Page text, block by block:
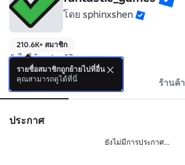
โดย sphinxshen
210.6K+ สมาชิก
ยังไม่ได้ลงประวัติ
รายละเอียด ร้านค้า
ประกาศ
ยังไม่มีการประกาศ...
รายชื่อสมาชิกถูกย้ายไปที่อื่น
คุณสามารถดูได้ที่นี่